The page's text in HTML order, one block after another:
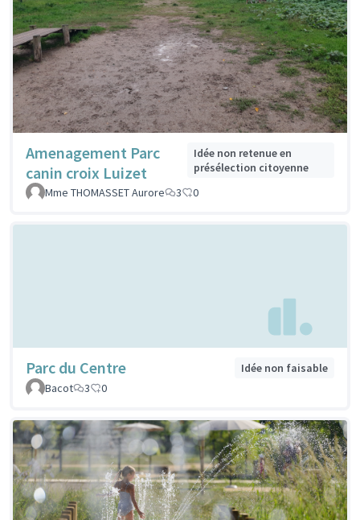
Amenagement Parc
canin croix Luizet
Idée non retenue en
présélection citoyenne
Mme THOMASSET Aurore
3 0
Parc du Centre
Idée non faisable
Bacot
3 0